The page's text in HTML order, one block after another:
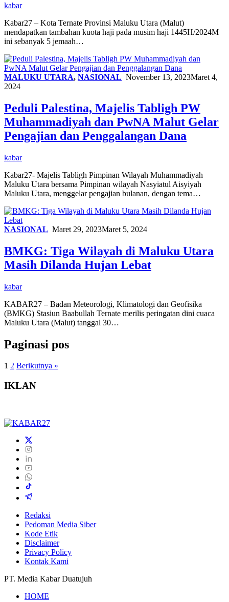
kabar
Kabar27 – Kota Ternate Provinsi Maluku Utara (Malut)
mendapatkan tambahan kuota haji pada musim haji 1445H/2024M
ini sebanyak 5 jemaah…
MALUKU UTARA, NASIONAL November 13, 2023Maret 4,
2024
Peduli Palestina, Majelis Tabligh PW
Muhammadiyah dan PwNA Malut Gelar
Pengajian dan Penggalangan Dana
kabar
Kabar27- Majelis Tabligh Pimpinan Wilayah Muhammadiyah
Maluku Utara bersama Pimpinan wilayah Nasyiatul Aisyiyah
Maluku Utara, menggelar pengajian bulanan, dengan tema…
NASIONAL Maret 29, 2023Maret 5, 2024
BMKG: Tiga Wilayah di Maluku Utara
Masih Dilanda Hujan Lebat
kabar
KABAR27 – Badan Meteorologi, Klimatologi dan Geofisika
(BMKG) Stasiun Baabullah Ternate merilis peringatan dini cuaca
Maluku Utara (Malut) tanggal 30…
Paginasi pos
1 2 Berikutnya »
IKLAN
Redaksi
Pedoman Media Siber
Kode Etik
Disclaimer
Privacy Policy
Kontak Kami
PT. Media Kabar Duatujuh
HOME